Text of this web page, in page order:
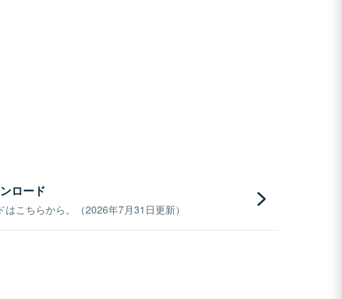
ロード
こちらから。（2026年7月31日更新）